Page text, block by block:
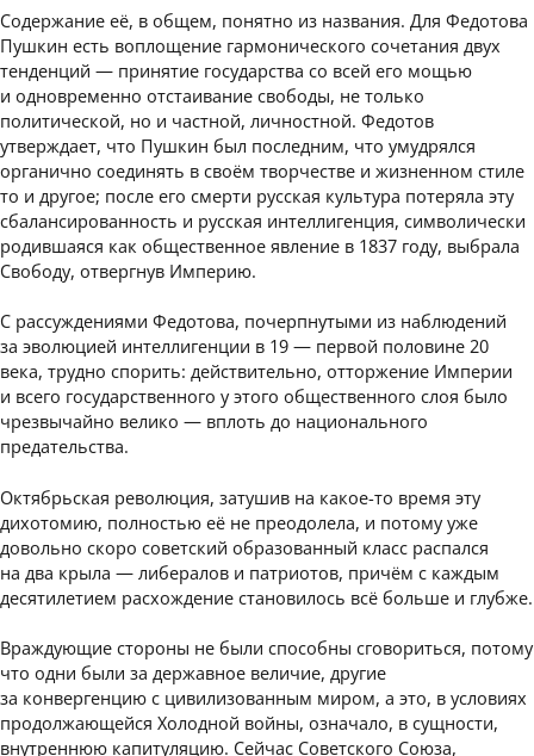
Содержание её, в общем, понятно из названия. Для Федотова
Пушкин есть воплощение гармонического сочетания двух
тенденций — принятие государства со всей его мощью
и одновременно отстаивание свободы, не только
политической, но и частной, личностной. Федотов
утверждает, что Пушкин был последним, что умудрялся
органично соединять в своём творчестве и жизненном стиле
то и другое; после его смерти русская культура потеряла эту
сбалансированность и русская интеллигенция, символически
родившаяся как общественное явление в 1837 году, выбрала
Свободу, отвергнув Империю.
С рассуждениями Федотова, почерпнутыми из наблюдений
за эволюцией интеллигенции в 19 — первой половине 20
века, трудно спорить: действительно, отторжение Империи
и всего государственного у этого общественного слоя было
чрезвычайно велико — вплоть до национального
предательства.
Октябрьская революция, затушив на какое-то время эту
дихотомию, полностью её не преодолела, и потому уже
довольно скоро советский образованный класс распался
на два крыла — либералов и патриотов, причём с каждым
десятилетием расхождение становилось всё больше и глубже.
Враждующие стороны не были способны сговориться, потому
что одни были за державное величие, другие
за конвергенцию с цивилизованным миром, а это, в условиях
продолжающейся Холодной войны, означало, в сущности,
внутреннюю капитуляцию. Сейчас Советского Союза,